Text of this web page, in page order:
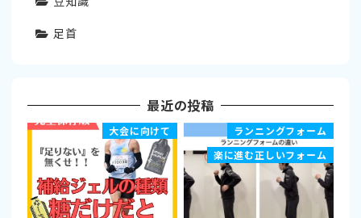
足首
最近の投稿
大会に向けて
ランニングフォーム
楽に進む正しいフォーム